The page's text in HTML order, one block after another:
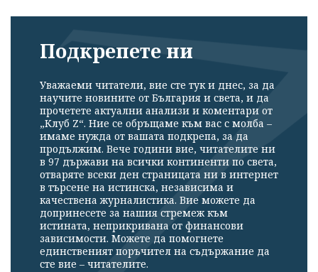
Подкрепете ни
Уважаеми читатели, вие сте тук и днес, за да
научите новините от България и света, и да
прочетете актуални анализи и коментари от
„Клуб Z“. Ние се обръщаме към вас с молба –
имаме нужда от вашата подкрепа, за да
продължим. Вече години вие, читателите ни
в 97 държави на всички континенти по света,
отваряте всеки ден страницата ни в интернет
в търсене на истинска, независима и
качествена журналистика. Вие можете да
допринесете за нашия стремеж към
истината, неприкривана от финансови
зависимости. Можете да помогнете
единственият поръчител на съдържание да
сте вие – читателите.